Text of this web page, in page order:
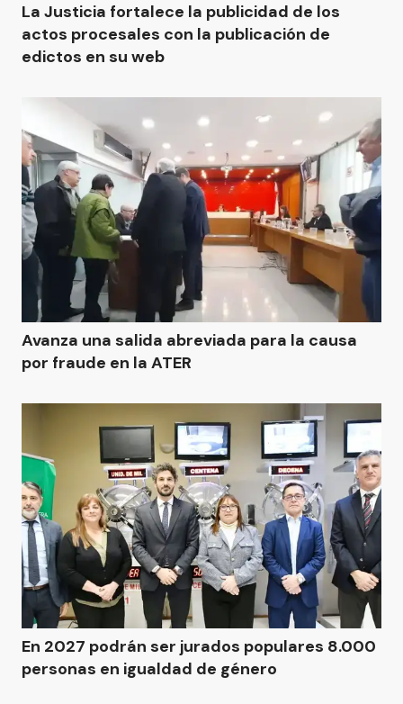
La Justicia fortalece la publicidad de los
actos procesales con la publicación de
edictos en su web
Avanza una salida abreviada para la causa
por fraude en la ATER
En 2027 podrán ser jurados populares 8.000
personas en igualdad de género